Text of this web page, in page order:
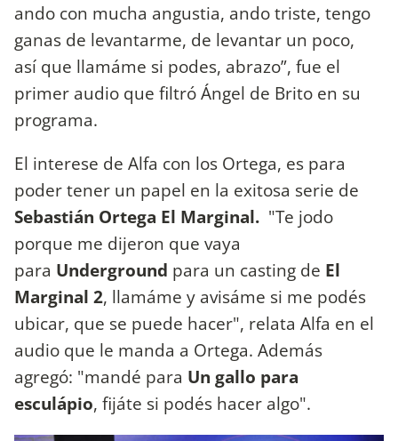
ando con mucha angustia, ando triste, tengo
ganas de levantarme, de levantar un poco,
así que llamáme si podes, abrazo”, fue el
primer audio que filtró Ángel de Brito en su
programa.
El interese de Alfa con los Ortega, es para
poder tener un papel en la exitosa serie de
Sebastián Ortega El Marginal. "Te jodo
porque me dijeron que vaya
para Underground para un casting de El
Marginal 2, llamáme y avisáme si me podés
ubicar, que se puede hacer", relata Alfa en el
audio que le manda a Ortega. Además
agregó: "mandé para Un gallo para
esculápio, fijáte si podés hacer algo".